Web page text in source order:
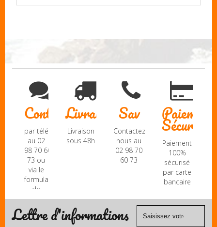
Contact
par téléphone
au 02
98 70 60
73 ou
via le
formulaire
de
contact
Livraison
Livraison
sous 48h
Sav
Contactez-
nous au
02 98 70
60 73
Paiement
Sécurisé
Paiement
100%
sécurisé
par carte
bancaire
(Mastercard,
Visa, ...) et
Lettre d'informations